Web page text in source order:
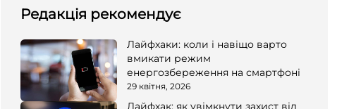
Редакція рекомендує
Лайфхаки: коли і навіщо варто
вмикати режим
енергозбереження на смартфоні
29 квітня, 2026
Лайфхак: як увімкнути захист від